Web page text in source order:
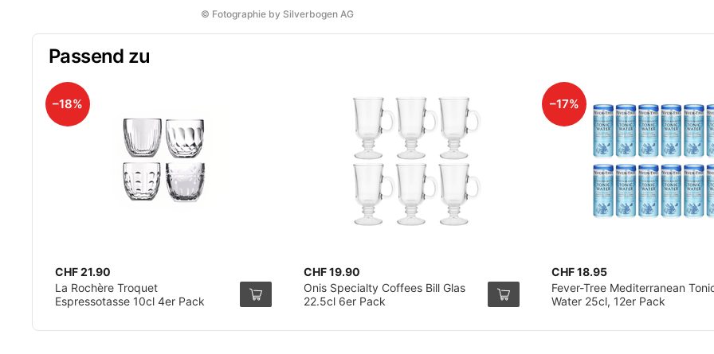
© Fotographie by Silverbogen AG
Passend zu
–18%
CHF 21.90
La Rochère Troquet
Espressotasse 10cl 4er Pack
CHF 19.90
Onis Specialty Coffees Bill Glas
22.5cl 6er Pack
–17%
CHF 18.95
Fever-Tree Mediterranean
Water 25cl, 12er Pack